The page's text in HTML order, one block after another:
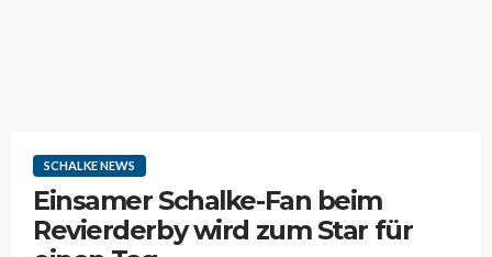
SCHALKE NEWS
Einsamer Schalke-Fan beim
Revierderby wird zum Star für